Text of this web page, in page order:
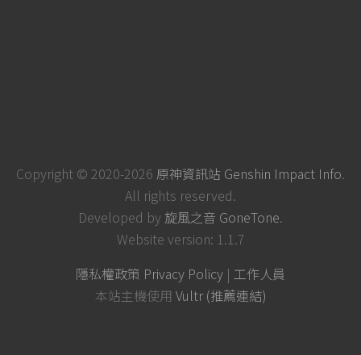
Copyright © 2020-2026 原神資訊站 Genshin Impact Info.
All rights reserved.
Developed by 旋風之音 GoneTone.
Website version: 1.1.7
隱私權政策 Privacy Policy | 工作人員
本站主機使用 Vultr (推薦連結)